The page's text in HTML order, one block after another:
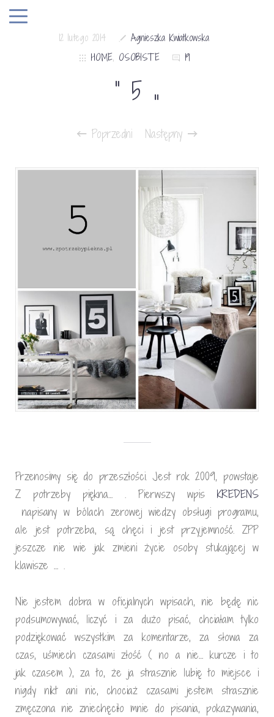
12 lutego 2014
Agnieszka Kwiatkowska
HOME, OSOBISTE 19
” 5 „
Poprzedni Następny
Przenosimy się do przeszłości. Jest rok 2009, powstaje
Z potrzeby piękna… . Pierwszy wpis KREDENS
napisany w bólach zerowej wiedzy obsługi programu,
ale jest potrzeba, są chęci i jest przyjemność. ZPP
jeszcze nie wie jak zmieni życie osoby stukającej w
klawisze … .
Nie jestem dobra w oficjalnych wpisach, nie będę nic
podsumowywać, liczyć i za dużo pisać, chciałam tylko
podziękować wszystkim za komentarze, za słowa za
czas, uśmiech czasami złość ( no a nie… kurcze i to
jak czasem ), za to, że ja strasznie lubię to miejsce i
nigdy nikt ani nic, chociaż czasami jestem strasznie
zmęczona nie zniechęciło mnie do pisania, pokazywania,